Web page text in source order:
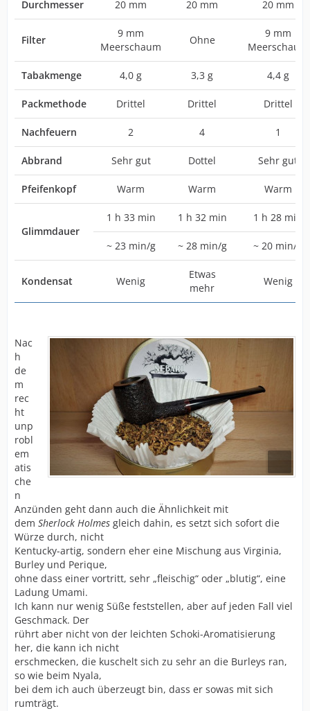
Durchmesser 20 mm 20 mm 20 mm
Filter
9 mm
Meerschaum
Ohne
9 mm
Meerschaum
Tabakmenge 4,0 g 3,3 g 4,4 g
Packmethode Drittel Drittel Drittel
Nachfeuern 2 4 1
Abbrand Sehr gut Dottel Sehr gut
Pfeifenkopf Warm Warm Warm
Glimmdauer
1 h 33 min 1 h 32 min 1 h 28 min
~ 23 min/g ~ 28 min/g ~ 20 min/g
Kondensat Wenig
Etwas
mehr
Wenig
Nac
h
de
m
rec
ht
unp
robl
em
atis
che
n
Anzünden geht dann auch die Ähnlichkeit mit
dem Sherlock Holmes gleich dahin, es setzt sich sofort die
Würze durch, nicht
Kentucky-artig, sondern eher eine Mischung aus Virginia,
Burley und Perique,
ohne dass einer vortritt, sehr „fleischig“ oder „blutig“, eine
Ladung Umami.
Ich kann nur wenig Süße feststellen, aber auf jeden Fall viel
Geschmack. Der
rührt aber nicht von der leichten Schoki-Aromatisierung
her, die kann ich nicht
erschmecken, die kuschelt sich zu sehr an die Burleys ran,
so wie beim Nyala,
bei dem ich auch überzeugt bin, dass er sowas mit sich
rumträgt.